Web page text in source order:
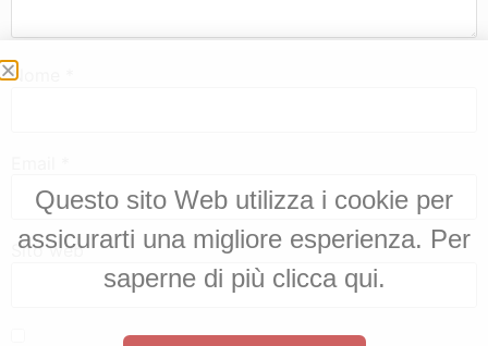
Nome
Sito web
Questo sito Web utilizza i cookie per
assicurarti una migliore esperienza. Per
saperne di più clicca qui.